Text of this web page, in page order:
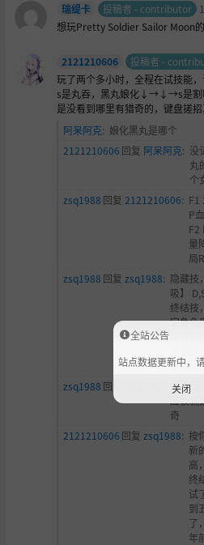
瑞缇卡 投稿者 - contributor
想玩Pretty Soldier Sailor Moon
2121210606 投稿者 -
玩了两个多小时，全程在试技能
s是丸吞，黑丸娘化↓→↓→s是割
是没看到哪里有猎奇的，键盘搓
阿呆阿克: 娘化黑丸是哪个
2121210606 回复 阿呆阿克: 没
丸
个
zsq1988 回复 2121210606: F1
P
F2
量
局
zsq1988 回复 zsq1988: 隐藏技
吸】
终结技
定角色
吸有
建议
没有对
zsq1988 回复
前下后
应该就
奇
2121210606 回复 zsq1988: 按
新
高
终
试
到
了
年
全站公告
站点数据更新中，
关闭